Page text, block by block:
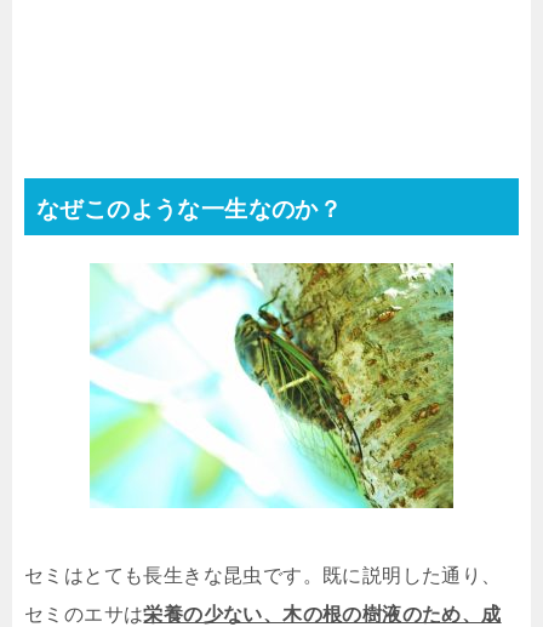
なぜこのような一生なのか？
セミはとても長生きな昆虫です。既に説明した通り、
セミのエサは栄養の少ない、木の根の樹液のため、成